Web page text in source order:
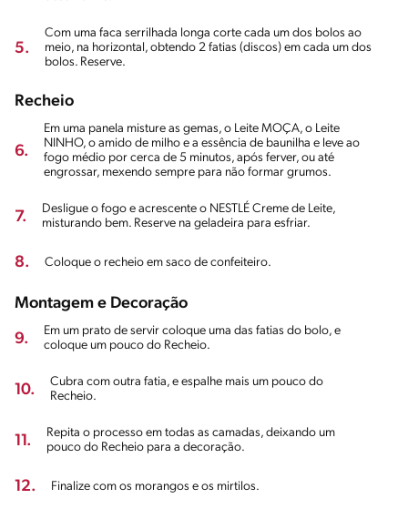
5.
Com uma faca serrilhada longa corte cada um dos bolos ao
meio, na horizontal, obtendo 2 fatias (discos) em cada um dos
bolos. Reserve.
Recheio
6.
Em uma panela misture as gemas, o Leite MOÇA, o Leite
NINHO, o amido de milho e a essência de baunilha e leve ao
fogo médio por cerca de 5 minutos, após ferver, ou até
engrossar, mexendo sempre para não formar grumos.
7.
Desligue o fogo e acrescente o NESTLÉ Creme de Leite,
misturando bem. Reserve na geladeira para esfriar.
8. Coloque o recheio em saco de confeiteiro.
Montagem e Decoração
9.
Em um prato de servir coloque uma das fatias do bolo, e
coloque um pouco do Recheio.
10.
Cubra com outra fatia, e espalhe mais um pouco do
Recheio.
11.
Repita o processo em todas as camadas, deixando um
pouco do Recheio para a decoração.
12. Finalize com os morangos e os mirtilos.